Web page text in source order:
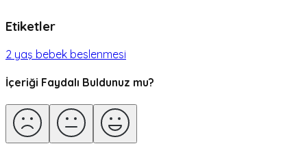
Etiketler
2 yaş bebek beslenmesi
İçeriği Faydalı Buldunuz mu?